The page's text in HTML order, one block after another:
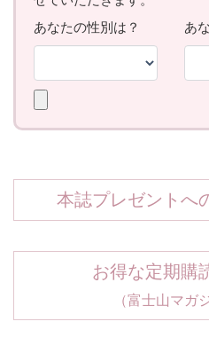
本誌プレゼントへ
お得な定期購
（富士山マガ